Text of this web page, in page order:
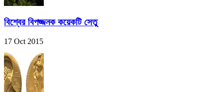
বিশ্বের বিপজ্জনক কয়েকটি সেতু
17 Oct 2015